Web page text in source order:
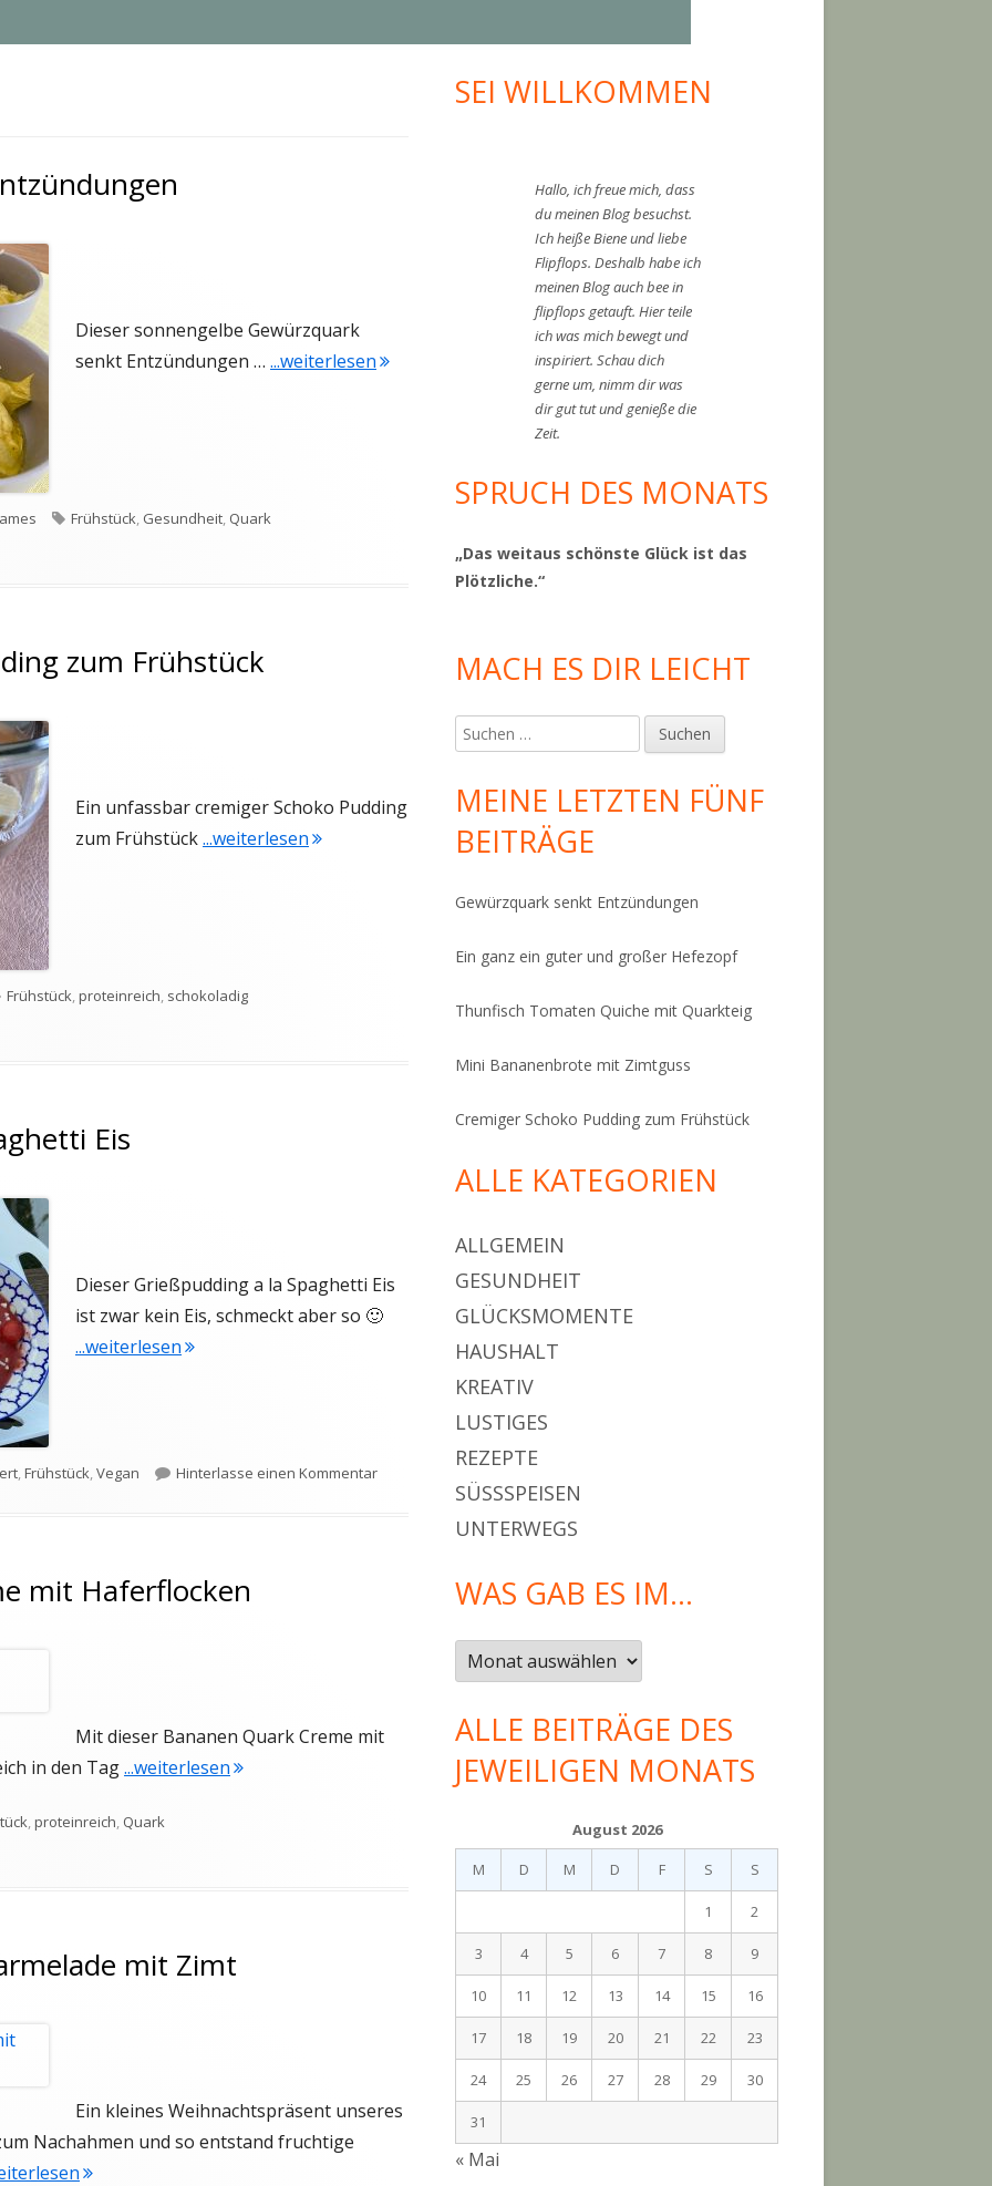
MUFFINS JUBILÄUM
Dieser sonnengelbe Gewürzquark
senkt Entzündungen … ...weiterlesen"Gewürzquark senkt Entzündungen"
Schlagwörter
Frühstück, Gesundheit, Quark
senkt Entzündungen
zum Frühstück
Ein unfassbar cremiger Schoko Pudding
zum Frühstück...weiterlesen"Cremiger Schoko Pudding zum Frühstück"
Schlagwörter
Frühstück,proteinreich, schokoladig
Schoko Pudding zum Frühstück
Eis
Dieser Grießpudding a la Spaghetti Eis
ist zwar kein Eis, schmeckt aber so 🙂
...weiterlesen"Grießpudding a la Spaghetti Eis"
,Frühstück,Vegan Hinterlasse einen Kommentarzu Grießpudding a la Spaghetti Eis
mit Haferflocken
Mit dieser Bananen Quark Creme mit
in den Tag...weiterlesen"Bananen Quark Creme mit Haferflocken"
,proteinreich, Quark
Quark Creme mit Haferflocken
mit Zimt
Ein kleines Weihnachtspräsent unseres
Nachahmen und so entstand fruchtige
"Fruchtige Orangenmarmelade mit Zimt"
Haupt-
SEI WILLKOMMEN
Hallo, ich freue mich, dass
du meinen Blog besuchst.
Ich heiße Biene und liebe
Flipflops. Deshalb habe ich
meinen Blog auch bee in
flipflops getauft. Hier teile
ich was mich bewegt und
inspiriert. Schau dich
gerne um, nimm dir was
dir gut tut und genieße die
Zeit.
SPRUCH DES MONATS
„Das weitaus schönste Glück ist das
Plötzliche.“
MACH ES DIR LEICHT
Suchen
nach:
MEINE LETZTEN FÜNF
BEITRÄGE
Gewürzquark senkt Entzündungen
Ein ganz ein guter und großer Hefezopf
Thunfisch Tomaten Quiche mit Quarkteig
Mini Bananenbrote mit Zimtguss
Cremiger Schoko Pudding zum Frühstück
ALLE KATEGORIEN
ALLGEMEIN
GESUNDHEIT
GLÜCKSMOMENTE
HAUSHALT
KREATIV
LUSTIGES
REZEPTE
SÜSSSPEISEN
UNTERWEGS
WAS GAB ES IM…
Was
gab
es
im…
ALLE BEITRÄGE DES
JEWEILIGEN MONATS
August 2026
M
D M D F S S
1 2
3 4 5 6 7 8 9
10 11 12 13 14 15 16
17 18 19 20 21 22 23
24 25 26 27 28 29 30
31
« Mai